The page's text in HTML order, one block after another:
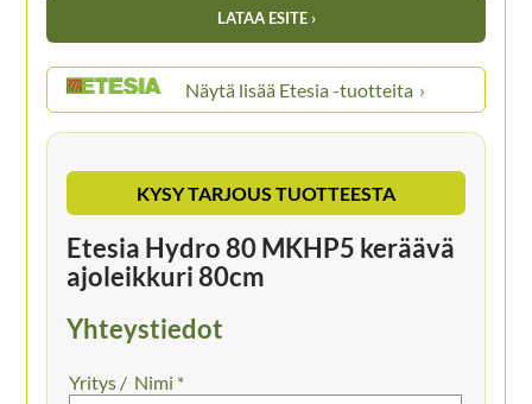
LATAA ESITE ›
Etesia -tuotteita
KYSY TARJOUS TUOTTEESTA
Etesia Hydro 80 MKHP5 keräävä
ajoleikkuri 80cm
Yhteystiedot
Nimi *